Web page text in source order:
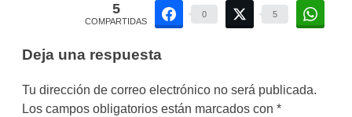
5
COMPARTIDAS
0 5
Deja una respuesta
Tu dirección de correo electrónico no será publicada.
Los campos obligatorios están marcados con *